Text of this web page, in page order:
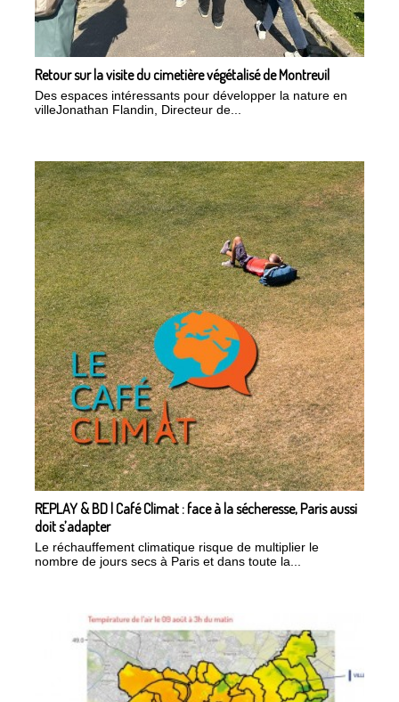
Retour sur la visite du cimetière végétalisé de Montreuil
Des espaces intéressants pour développer la nature en
villeJonathan Flandin, Directeur de...
REPLAY & BD | Café Climat : face à la sécheresse, Paris aussi
doit s’adapter
Le réchauffement climatique risque de multiplier le
nombre de jours secs à Paris et dans toute la...